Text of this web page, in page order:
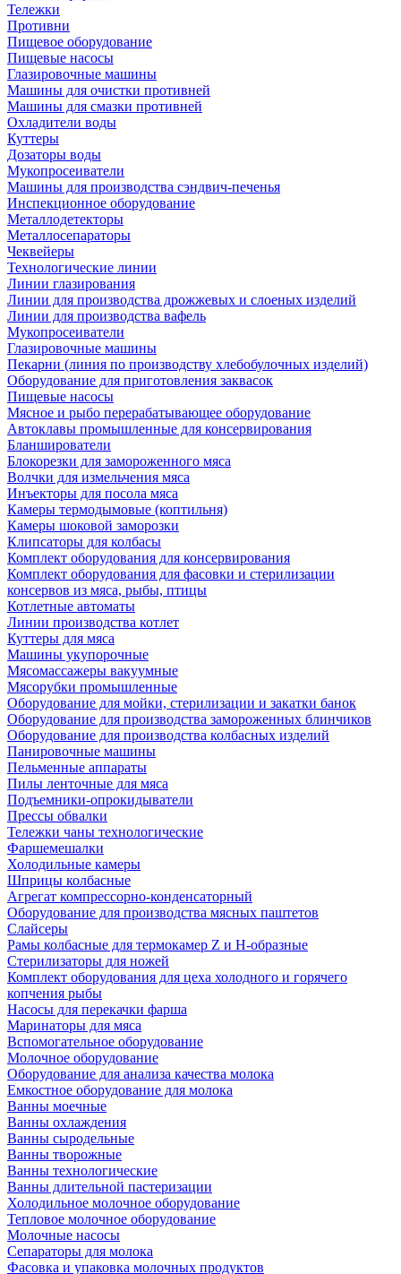
Тележки
Противни
Пищевое оборудование
Пищевые насосы
Глазировочные машины
Машины для очистки противней
Машины для смазки противней
Охладители воды
Куттеры
Дозаторы воды
Мукопросеиватели
Машины для производства сэндвич-печенья
Инспекционное оборудование
Металлодетекторы
Металлосепараторы
Чеквейеры
Технологические линии
Линии глазирования
Линии для производства дрожжевых и слоеных изделий
Линии для производства вафель
Мукопросеиватели
Глазировочные машины
Пекарни (линия по производству хлебобулочных изделий)
Оборудование для приготовления заквасок
Пищевые насосы
Мясное и рыбо перерабатывающее оборудование
Автоклавы промышленные для консервирования
Бланширователи
Блокорезки для замороженного мяса
Волчки для измельчения мяса
Инъекторы для посола мяса
Камеры термодымовые (коптильня)
Камеры шоковой заморозки
Клипсаторы для колбасы
Комплект оборудования для консервирования
Комплект оборудования для фасовки и стерилизации
консервов из мяса, рыбы, птицы
Котлетные автоматы
Линии производства котлет
Куттеры для мяса
Машины укупорочные
Мясомассажеры вакуумные
Мясорубки промышленные
Оборудование для мойки, стерилизации и закатки банок
Оборудование для производства замороженных блинчиков
Оборудование для производства колбасных изделий
Панировочные машины
Пельменные аппараты
Пилы ленточные для мяса
Подъемники-опрокидыватели
Прессы обвалки
Тележки чаны технологические
Фаршемешалки
Холодильные камеры
Шприцы колбасные
Агрегат компрессорно-конденсаторный
Оборудование для производства мясных паштетов
Слайсеры
Рамы колбасные для термокамер Z и H-образные
Стерилизаторы для ножей
Комплект оборудования для цеха холодного и горячего
копчения рыбы
Насосы для перекачки фарша
Маринаторы для мяса
Вспомогательное оборудование
Молочное оборудование
Оборудование для анализа качества молока
Емкостное оборудование для молока
Ванны моечные
Ванны охлаждения
Ванны сыродельные
Ванны творожные
Ванны технологические
Ванны длительной пастеризации
Холодильное молочное оборудование
Тепловое молочное оборудование
Молочные насосы
Сепараторы для молока
Фасовка и упаковка молочных продуктов